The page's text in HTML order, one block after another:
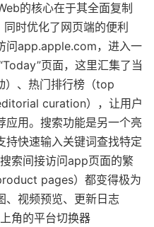
的核心在于其全面复制
时优化了网页端的便利
问app.apple.com，进入一
页面，这里汇集了当
）、热门排行榜（top
curation），让用户
应用。搜索功能是另一个亮
持快速输入关键词查找特定
索间接访问app页面的繁
pages）都变得极为
、视频预览、更新日志
角的平台切换器